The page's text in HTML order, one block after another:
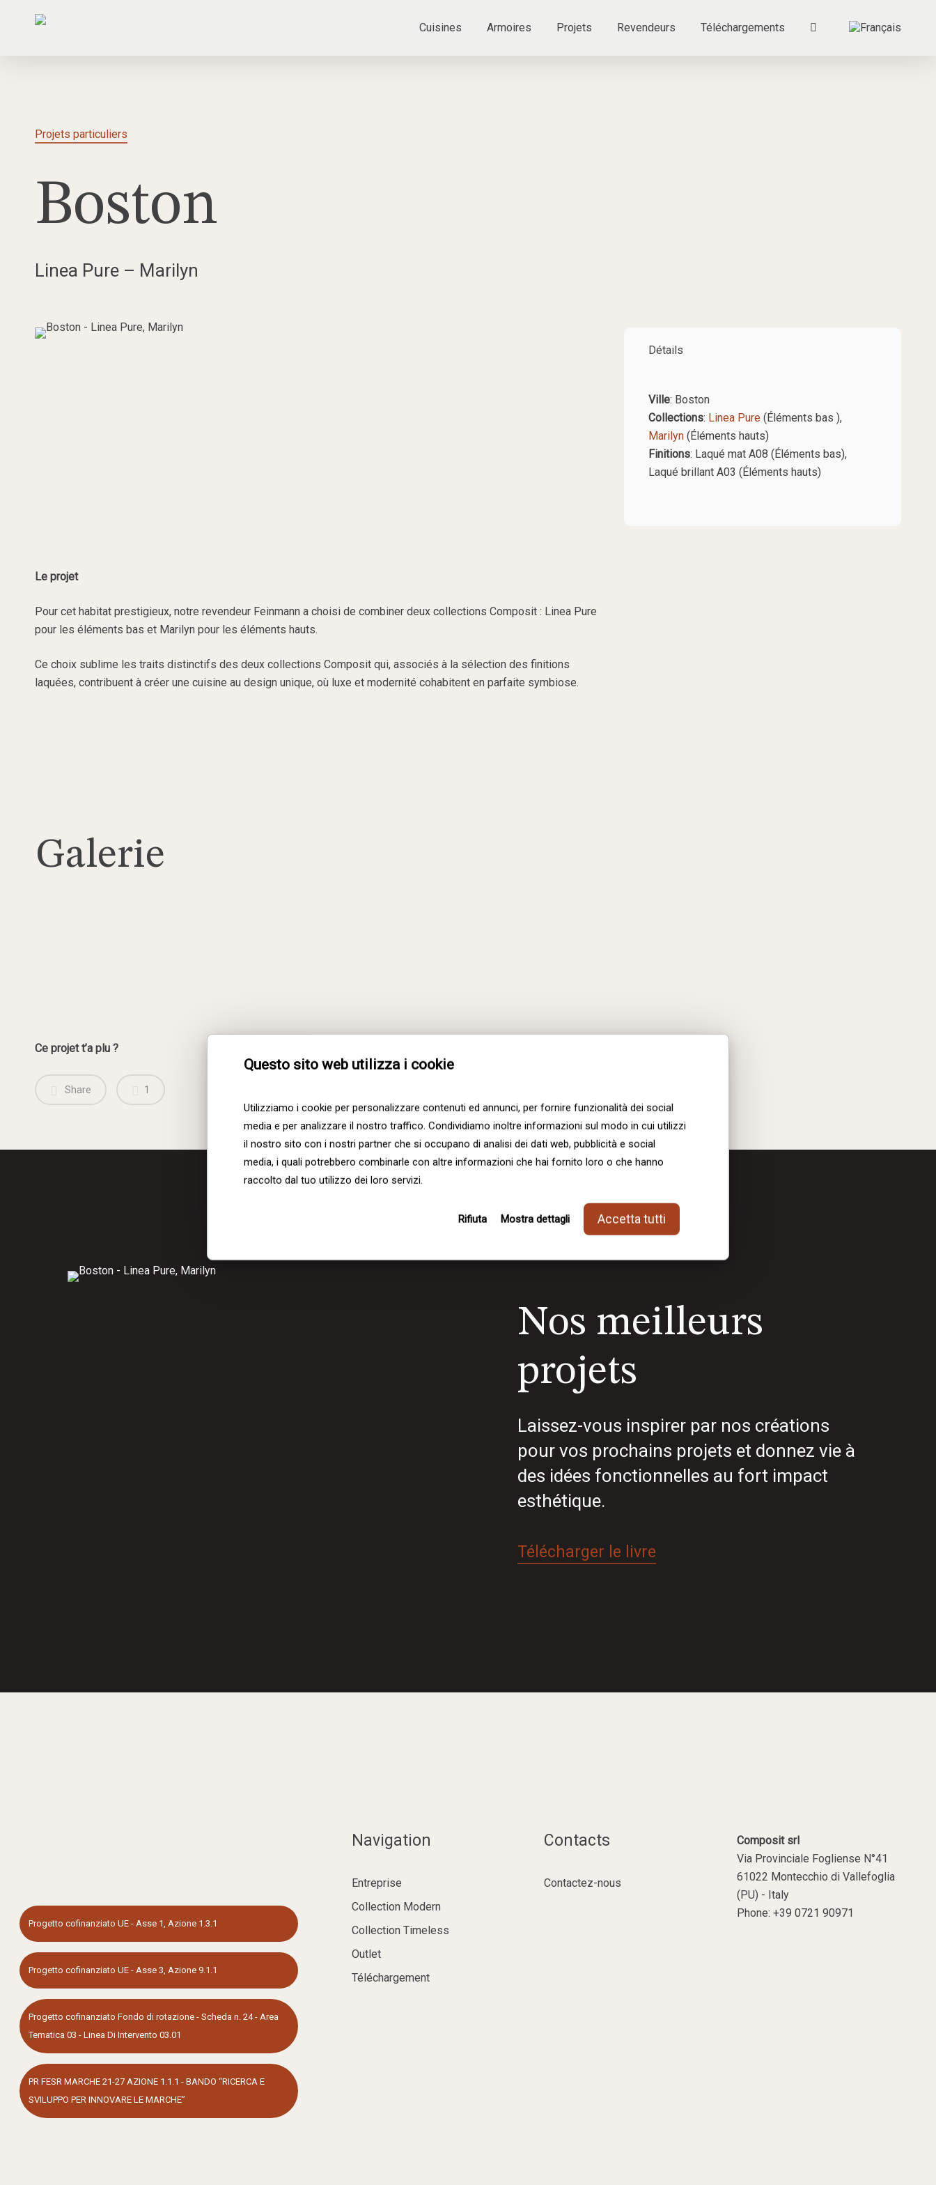
Questo sito web utilizza i cookie
Utilizziamo i cookie per personalizzare contenuti ed annunci, per fornire funzionalità dei social
media e per analizzare il nostro traffico. Condividiamo inoltre informazioni sul modo in cui utilizzi
il nostro sito con i nostri partner che si occupano di analisi dei dati web, pubblicità e social
media, i quali potrebbero combinarle con altre informazioni che hai fornito loro o che hanno
raccolto dal tuo utilizzo dei loro servizi.
Rifiuta Mostra dettagli Accetta tutti
Cuisines Armoires Projets Revendeurs Téléchargements
Projets particuliers
Boston
Linea Pure – Marilyn
Détails
Ville: Boston
Collections: Linea Pure (Éléments bas ),
Marilyn (Éléments hauts)
Finitions: Laqué mat A08 (Éléments bas),
Laqué brillant A03 (Éléments hauts)
Le projet
Pour cet habitat prestigieux, notre revendeur Feinmann a choisi de combiner deux collections Composit : Linea Pure
pour les éléments bas et Marilyn pour les éléments hauts.
Ce choix sublime les traits distinctifs des deux collections Composit qui, associés à la sélection des finitions
laquées, contribuent à créer une cuisine au design unique, où luxe et modernité cohabitent en parfaite symbiose.
Galerie
Ce projet t’a plu ?
Share 1
Nos meilleurs
projets
Laissez-vous inspirer par nos créations
pour vos prochains projets et donnez vie à
des idées fonctionnelles au fort impact
esthétique.
Télécharger le livre
Progetto cofinanziato UE - Asse 1, Azione 1.3.1
Progetto cofinanziato UE - Asse 3, Azione 9.1.1
Progetto cofinanziato Fondo di rotazione - Scheda n. 24 - Area
Tematica 03 - Linea Di Intervento 03.01
PR FESR MARCHE 21-27 AZIONE 1.1.1 - BANDO “RICERCA E
SVILUPPO PER INNOVARE LE MARCHE”
Navigation
Entreprise
Collection Modern
Collection Timeless
Outlet
Téléchargement
Contacts
Contactez-nous
Composit srl
Via Provinciale Fogliense N°41
61022 Montecchio di Vallefoglia
(PU) - Italy
Phone: +39 0721 90971